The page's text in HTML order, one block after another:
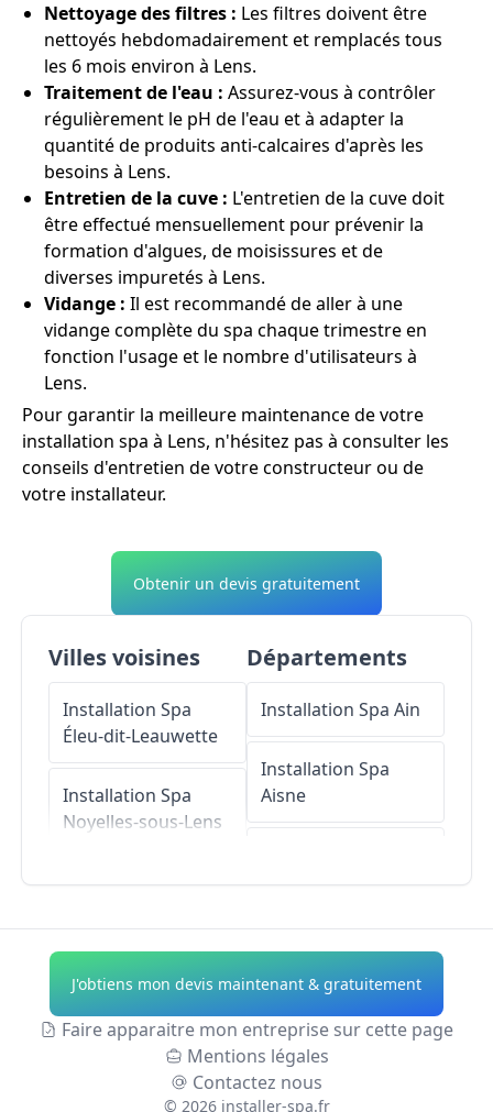
Nettoyage des filtres : Les filtres doivent être
nettoyés hebdomadairement et remplacés tous
les 6 mois environ à Lens.
Traitement de l'eau : Assurez-vous à contrôler
régulièrement le pH de l'eau et à adapter la
quantité de produits anti-calcaires d'après les
besoins à Lens.
Entretien de la cuve : L'entretien de la cuve doit
être effectué mensuellement pour prévenir la
formation d'algues, de moisissures et de
diverses impuretés à Lens.
Vidange : Il est recommandé de aller à une
vidange complète du spa chaque trimestre en
fonction l'usage et le nombre d'utilisateurs à
Lens.
Pour garantir la meilleure maintenance de votre
installation spa à Lens, n'hésitez pas à consulter les
conseils d'entretien de votre constructeur ou de
votre installateur.
Obtenir un devis gratuitement
Villes voisines
Installation Spa
Éleu-dit-Leauwette
Installation Spa
Noyelles-sous-Lens
Installation Spa
Sallaumines
Installation Spa
Départements
Installation Spa Ain
Installation Spa
Aisne
Allier
Provence
Installation Spa
Hautes-Alpes
J'obtiens mon devis maintenant & gratuitement
Faire apparaitre mon entreprise sur cette page
Mentions légales
Contactez nous
© 2026 installer-spa.fr